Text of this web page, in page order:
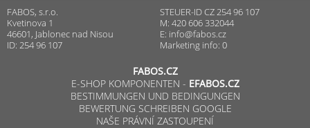
FABOS, s.r.o.
Kvetinova 1
46601, Jablonec nad Nisou
ID: 254 96 107
STEUER-ID CZ 254 96 107
M: 420 606 332044
E: info@fabos.cz
Marketing info: 0
FABOS.CZ
E-SHOP KOMPONENTEN - EFABOS.CZ
BESTIMMUNGEN UND BEDINGUNGEN
BEWERTUNG SCHREIBEN GOOGLE
NAŠE PRÁVNÍ ZASTOUPENÍ